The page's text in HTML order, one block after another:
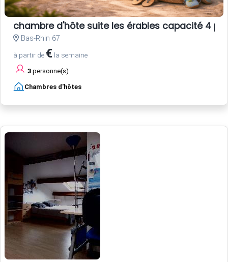
chambre d'hôte suite les érables capacité 4
Bas-Rhin 67
à partir de € la semaine
3 personne(s)
Chambres d'hôtes